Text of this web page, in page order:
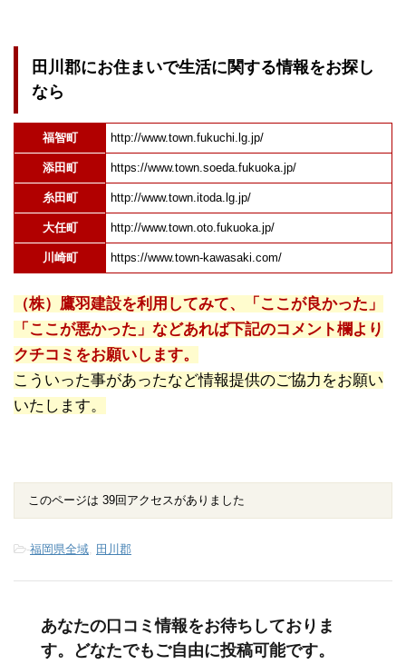
田川郡にお住まいで生活に関する情報をお探し
なら
福智町 http://www.town.fukuchi.lg.jp/
添田町 https://www.town.soeda.fukuoka.jp/
糸田町 http://www.town.itoda.lg.jp/
大任町 http://www.town.oto.fukuoka.jp/
川崎町 https://www.town-kawasaki.com/
（株）鷹羽建設を利用してみて、「ここが良かった」
「ここが悪かった」などあれば下記のコメント欄より
クチコミをお願いします。
こういった事があったなど情報提供のご協力をお願い
いたします。
このページは 39回アクセスがありました
-福岡県全域, 田川郡
あなたの口コミ情報をお待ちしておりま
す。どなたでもご自由に投稿可能です。